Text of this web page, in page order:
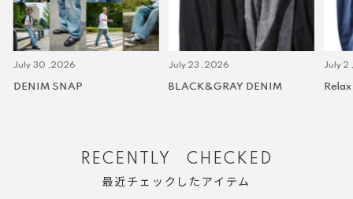
July 30 ,2026
DENIM SNAP
July 23 ,2026
BLACK&GRAY DENIM
July 2
Relax
RECENTLY CHECKED
最近チェックしたアイテム